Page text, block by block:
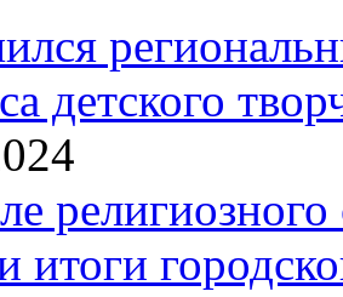
детского
религиозного
итоги